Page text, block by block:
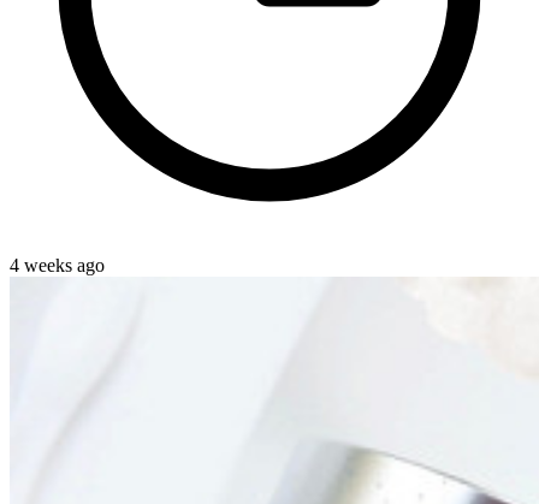
4 weeks ago